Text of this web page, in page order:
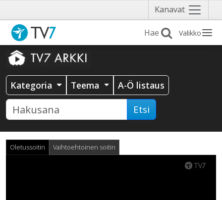
Kanavat Näytä
valikko
Valikko
Kategoria Teema A-Ö listaus
Etsi
Oletussoitin Vaihtoehtoinen soitin